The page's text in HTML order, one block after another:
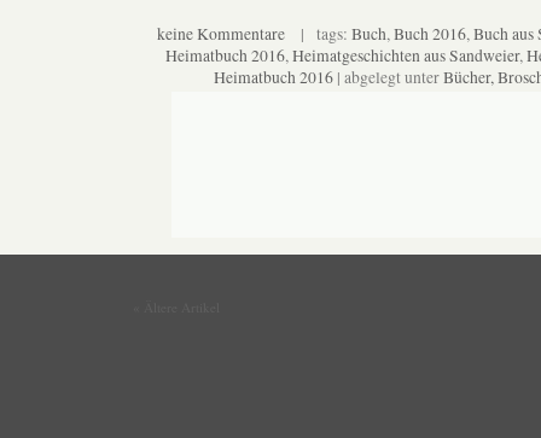
keine Kommentare | tags: Buch,Buch 2016,Buch aus
Heimatbuch 2016,Heimatgeschichten aus Sandweier,
Heimatbuch 2016 | abgelegt unterBücher,